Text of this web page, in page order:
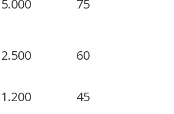
5.000 75
2.500
60
1.200 45